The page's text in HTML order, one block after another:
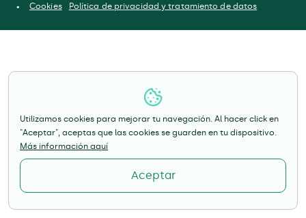
Utilizamos cookies para mejorar tu navegación. Al hacer click en
"Aceptar", aceptas que las cookies se guarden en tu dispositivo.
Más información aquí
Aceptar
Cookies
Política de privacidad y tratamiento de datos